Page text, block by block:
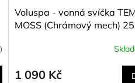
Voluspa - vonná svíčka
MOSS (Chrámový mech)
1 090 Kč